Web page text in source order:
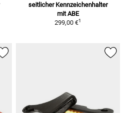
seitlicher Kennzeichenhalter
mit ABE
299,00 €1